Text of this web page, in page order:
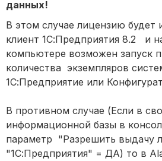
данных!
В этом случае лицензию будет
клиент 1С:Предприятия 8.2 и
компьютере возможен запуск
количества экземпляров
1С:Предприятие или
В противном случае (Если в
информационной базы в
параметр "Разрешить выдачу
"1С:Предприятия" = ДА) то в